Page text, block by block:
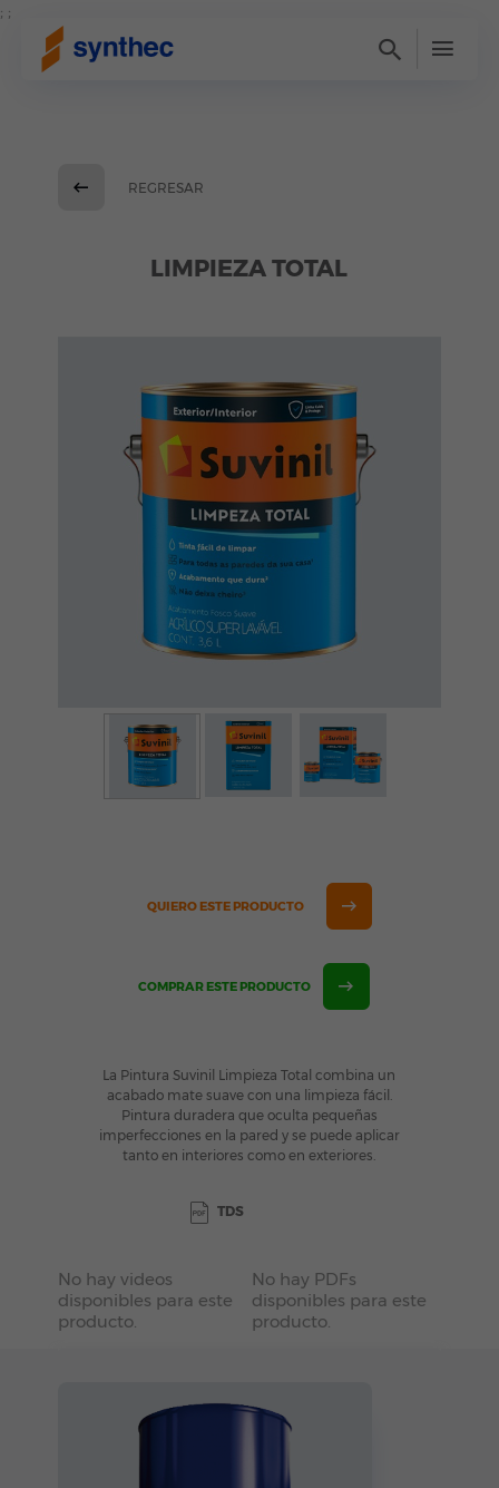
; ;
REGRESAR
LIMPIEZA TOTAL
QUIERO ESTE PRODUCTO
COMPRAR ESTE PRODUCTO
La Pintura Suvinil Limpieza Total combina un
acabado mate suave con una limpieza fácil.
Pintura duradera que oculta pequeñas
imperfecciones en la pared y se puede aplicar
tanto en interiores como en exteriores.
TDS
No hay videos
disponibles para este
producto.
No hay PDFs
disponibles para este
producto.